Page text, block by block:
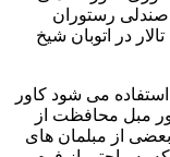
صندلی رستوران
در اتوبان شیخ
می شود کاور
مبل محافظت از
بعضی از مبلمان های